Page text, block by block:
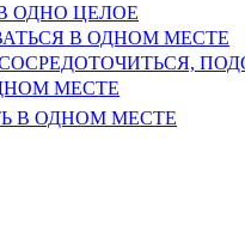
ОДНО ЦЕЛОЕ
В ОДНОМ МЕСТЕ
МЕСТЕ
В ОДНОМ МЕСТЕ